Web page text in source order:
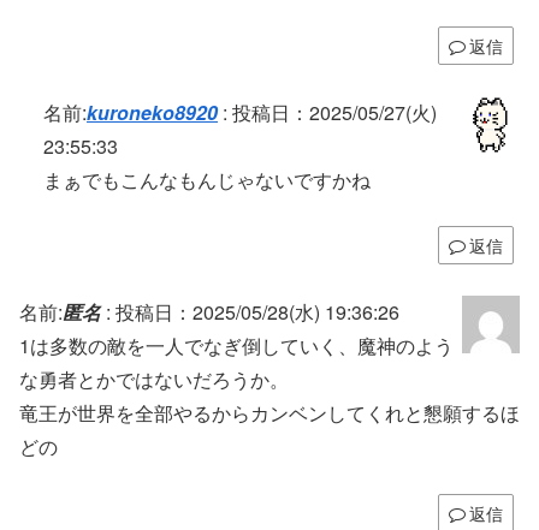
返信
名前:kuroneko8920: 投稿日：2025/05/27(火)
23:55:33
まぁでもこんなもんじゃないですかね
返信
名前:匿名: 投稿日：2025/05/28(水) 19:36:26
1は多数の敵を一人でなぎ倒していく、魔神のよう
な勇者とかではないだろうか。
竜王が世界を全部やるからカンベンしてくれと懇願するほ
どの
返信